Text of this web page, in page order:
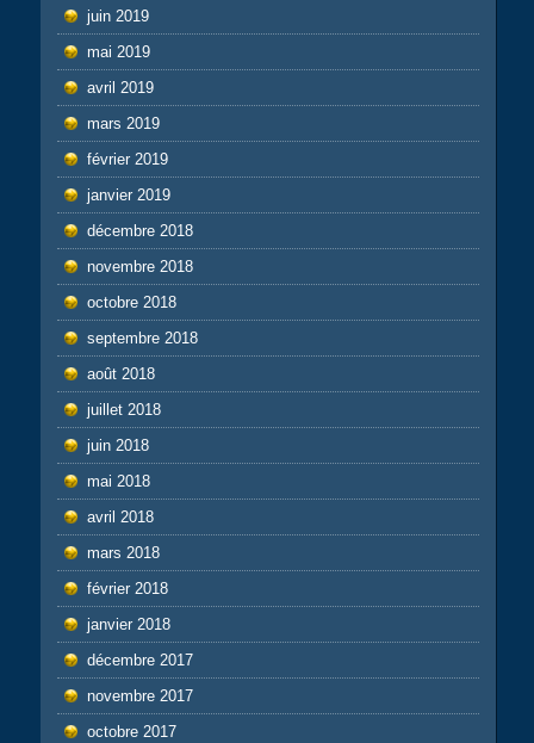
juin 2019
mai 2019
avril 2019
mars 2019
février 2019
janvier 2019
décembre 2018
novembre 2018
octobre 2018
septembre 2018
août 2018
juillet 2018
juin 2018
mai 2018
avril 2018
mars 2018
février 2018
janvier 2018
décembre 2017
novembre 2017
octobre 2017